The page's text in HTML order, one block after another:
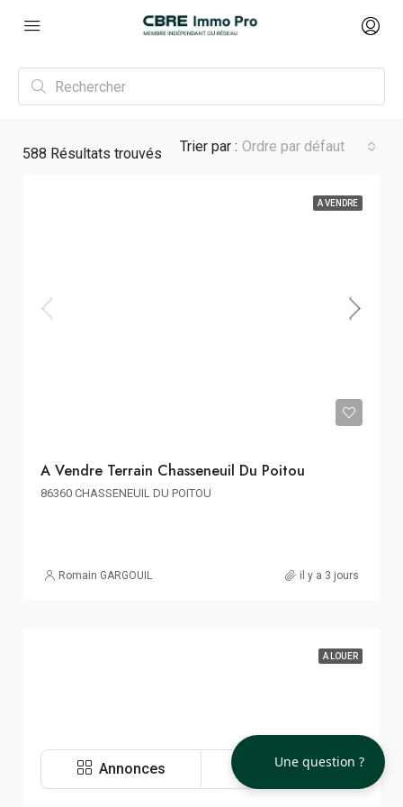
588 Résultats trouvés Trier par : Ordre par défaut
A VENDRE
A Vendre Terrain Chasseneuil Du Poitou
86360 CHASSENEUIL DU POITOU
Romain GARGOUIL il y a 3 jours
A LOUER
Annonces Vue Carte
Une question ?